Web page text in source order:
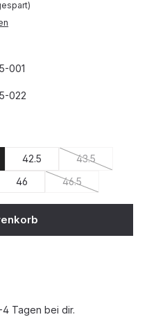
4 Tagen bei dir.
42.5 43.5
(Diese
46 46.5
(Diese Option ist